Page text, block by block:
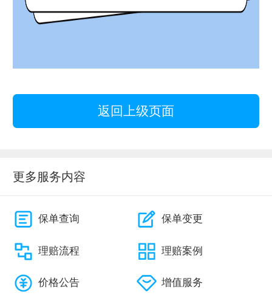
返回上级页面
更多服务内容
保单查询 保单变更
理赔流程 理赔案例
价格公告 增值服务